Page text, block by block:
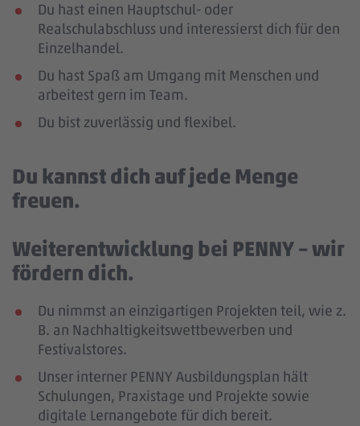
Du hast einen Hauptschul- oder
Realschulabschluss und interessierst dich für den
Einzelhandel.
Du hast Spaß am Umgang mit Menschen und
arbeitest gern im Team.
Du bist zuverlässig und flexibel.
Du kannst dich auf jede Menge
freuen.
Weiterentwicklung bei PENNY – wir
fördern dich.
Du nimmst an einzigartigen Projekten teil, wie z.
B. an Nachhaltigkeitswettbewerben und
Festivalstores.
Unser interner PENNY Ausbildungsplan hält
Schulungen, Praxistage und Projekte sowie
digitale Lernangebote für dich bereit.